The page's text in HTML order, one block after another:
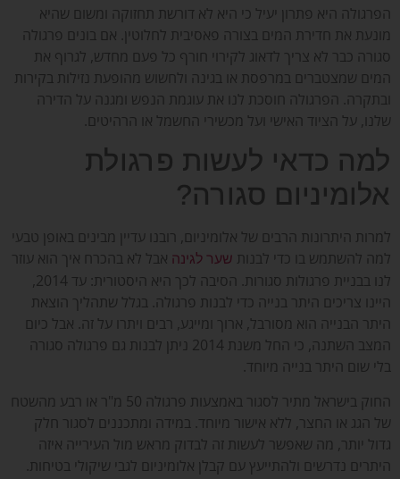
הפרגולה היא פתרון יעיל כי היא לא דורשת תחזוקה ומשום שהיא
מונעת את חדירת המים בצורה פאסיבית לחלוטין. אם בונים פרגולה
סגורה כבר לא צריך לדאוג לקירוי חורף כל פעם מחדש, לגרוף את
המים שמצטברים במרפסת או בגינה ולחשוש מהופעת נזילות בקירות
ובתקרה. הפרגולה חוסכת לנו את עוגמת הנפש ומגנה על הדירה
שלנו, על הציוד האישי ועל מכשירי החשמל או הרהיטים.
למה כדאי לעשות פרגולת
אלומיניום סגורה?
למרות היתרונות הרבים של אלומיניום, רובנו עדיין מבינים באופן טבעי
למה להשתמש בו כדי לבנות שער לגינה אבל לא בהכרח איך הוא עוזר
לנו בבניית פרגולות סגורות. הסיבה לכך היא היסטורית: עד 2014,
היינו צריכים היתר בנייה כדי לבנות פרגולה. בגלל שתהליך הוצאת
היתר הבנייה הוא מסורבל, ארוך ומייגע, רבים ויתרו על זה. אבל כיום
המצב השתנה, כי החל משנת 2014 ניתן לבנות גם פרגולה סגורה
בלי שום היתר בנייה מיוחד.
החוק בישראל מתיר לסגור באמצעות פרגולה 50 מ"ר או רבע מהשטח
של הגג או החצר, ללא אישור מיוחד. במידה ומתכננים לסגור חלק
גדול יותר, מה שאפשר לעשות זה לבדוק מראש מול העירייה איזה
היתרים נדרשים ולהתייעץ עם קבלן אלומיניום לגבי שיקולי בטיחות.